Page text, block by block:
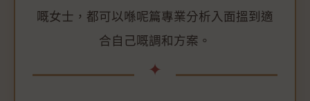
嘅女士，都可以喺呢篇專業分析入面搵到適
合自己嘅調和方案。